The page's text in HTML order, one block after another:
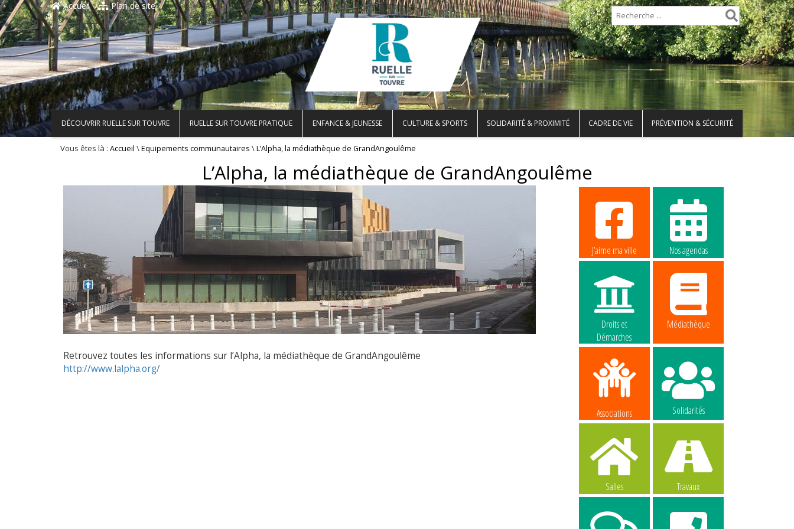
Accueil Plan de site
DÉCOUVRIR RUELLE SUR TOUVRE RUELLE SUR TOUVRE PRATIQUE ENFANCE & JEUNESSE CULTURE & SPORTS SOLIDARITÉ & PROXIMITÉ CADRE DE VIE PRÉVENTION & SÉCURITÉ
Vous êtes là : Accueil \Equipements communautaires \L’Alpha, la médiathèque de GrandAngoulême
L’Alpha, la médiathèque de GrandAngoulême
Retrouvez toutes les informations sur l’Alpha, la médiathèque de GrandAngoulême
http://www.lalpha.org/
J’aime ma ville Nos agendas
Droits et
Démarches
Médiathèque
Associations Solidarités
Salles Travaux